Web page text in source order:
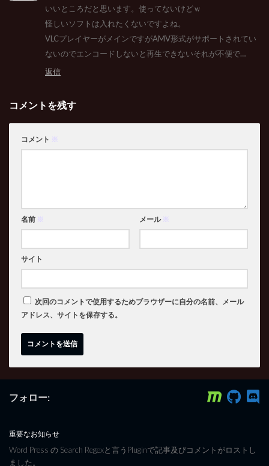
いいところだと思います。使ってないけどｗ
怪しいソフトは入れたくないですよね。
VLCプレイヤーがメインですがAMV形式がサポートされてい
ないのでエンコードしないと再生できないそれが不便で…
返信
コメントを残す
コメント ※
名前 ※ メール ※
サイト
次回のコメントで使用するためブラウザーに自分の名前、メール
アドレス、サイトを保存する。
フォロー:
重要なお知らせ
Word Press の Search Regexと言うPluginで記事及びコメントがロストし
ました。